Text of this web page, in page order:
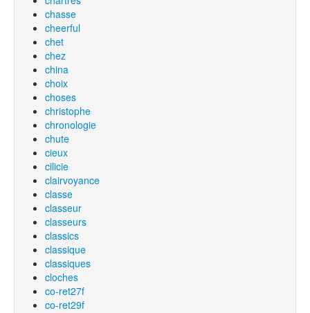
chasse
cheerful
chet
chez
china
choix
choses
christophe
chronologie
chute
cieux
cilicie
clairvoyance
classe
classeur
classeurs
classics
classique
classiques
cloches
co-ret27f
co-ret29f